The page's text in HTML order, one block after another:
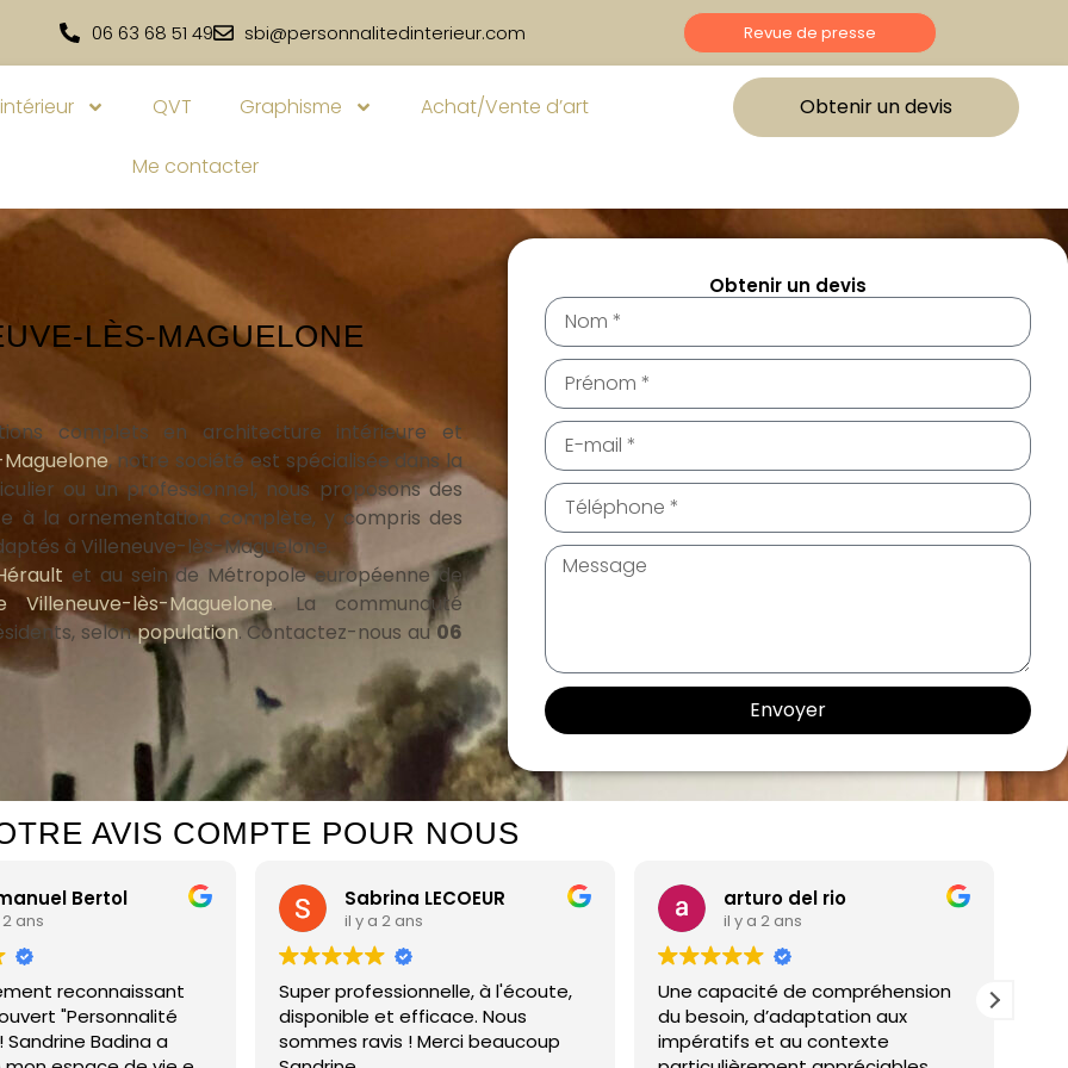
06 63 68 51 49 sbi@personnalitedinterieur.com Revue de presse
QVT Graphisme Achat/Vente d’art
Me contacter
Obtenir un devis
LÈS-MAGUELONE
complets en architecture intérieure et
, notre société est spécialisée dans la
ou un professionnel, nous proposons des
à la ornementation complète, y compris des
à Villeneuve-lès-Maguelone.
et au sein de Métropole européenne de
lès-Maguelone. La communauté
selonpopulation. Contactez-nous au06
Obtenir un devis
Envoyer
AVIS COMPTE POUR NOUS
Bertol
reconnaissant
"Personnalité
Badina a
Sabrina LECOEUR
il y a 2 ans
Super professionnelle, à l'écoute,
disponible et efficace. Nous
sommes ravis ! Merci beaucoup
arturo del rio
il y a 2 ans
Une capacité de compréhension
du besoin, d’adaptation aux
impératifs et au contexte